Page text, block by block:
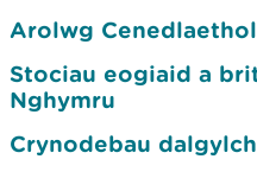
Arolwg
Stociau eogiaid a
Nghymru
Crynodebau